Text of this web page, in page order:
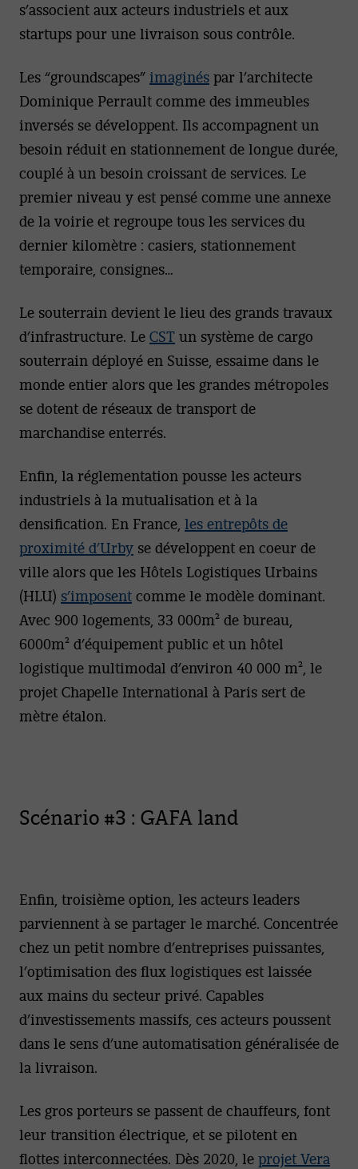
s’associent aux acteurs industriels et aux
startups pour une livraison sous contrôle.
Les “groundscapes”imaginéspar l’architecte
Dominique Perrault comme des immeubles
inversés se développent. Ils accompagnent un
besoin réduit en stationnement de longue durée,
couplé à un besoin croissant de services. Le
premier niveau y est pensé comme une annexe
de la voirie et regroupe tous les services du
dernier kilomètre : casiers, stationnement
temporaire, consignes…
Le souterrain devient le lieu des grands travaux
d’infrastructure. LeCSTun système de cargo
souterrain déployé en Suisse, essaime dans le
monde entier alors que les grandes métropoles
se dotent de réseaux de transport de
marchandise enterrés.
Enfin, la réglementation pousse les acteurs
industriels à la mutualisation et à la
densification. En France, les entrepôts de
proximité d’Urby se développent en coeur de
ville alors que les Hôtels Logistiques Urbains
(HLU) s’imposentcomme le modèle dominant.
Avec 900 logements, 33 000m² de bureau,
6000m² d’équipement public et un hôtel
logistique multimodal d’environ 40 000 m², le
projet Chapelle International à Paris sert de
mètre étalon.
Scénario #3 : GAFA land
Enfin, troisième option, les acteurs leaders
parviennent à se partager le marché. Concentrée
chez un petit nombre d’entreprises puissantes,
l’optimisation des flux logistiques est laissée
aux mains du secteur privé. Capables
d’investissements massifs, ces acteurs poussent
dans le sens d’une automatisation généralisée de
la livraison.
Les gros porteurs se passent de chauffeurs, font
leur transition électrique, et se pilotent en
flottes interconnectées. Dès 2020, leprojet Vera